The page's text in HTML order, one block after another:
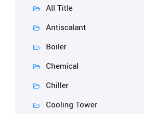
All Title
Antiscalant
Boiler
Chemical
Chiller
Cooling Tower